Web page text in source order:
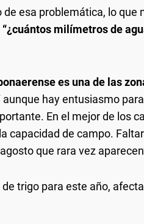
de esa problemática, lo que
“¿cuántos milímetros de
es una de las
aunque hay entusiasmo
En el mejor de los
capacidad de campo.
que rara vez